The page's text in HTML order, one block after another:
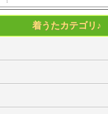
着うたカテゴリ♪